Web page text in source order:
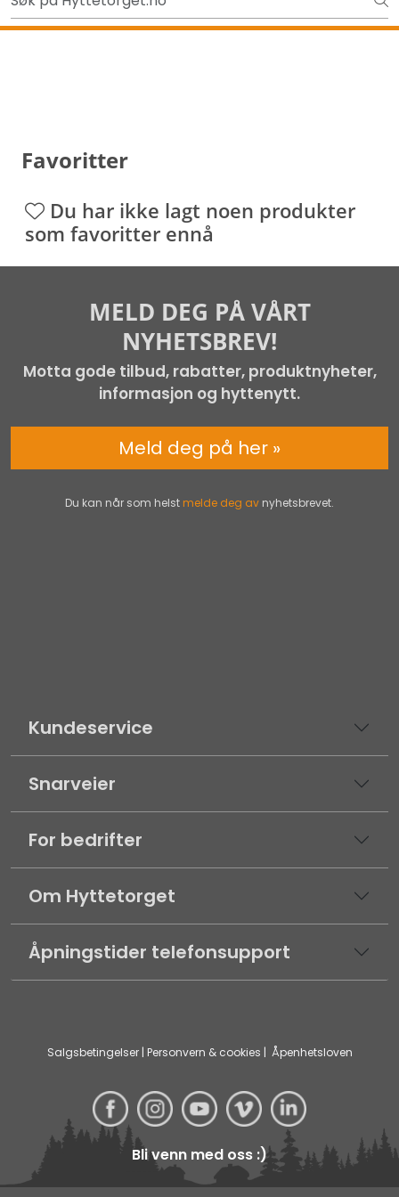
Skip to main contentUt på tur i sommer? Sjekk her først
Favoritter
Du har ikke lagt noen produkter
som favoritter ennå
Kundeservice
Snarveier
For bedrifter
Om Hyttetorget
Åpningstider telefonsupport
Salgsbetingelser| Personvern & cookies | Åpenhetsloven
Bli venn med oss :)
MELD DEG PÅ VÅRT
NYHETSBREV!
Motta gode tilbud, rabatter, produktnyheter,
informasjon og hyttenytt.
Du kan når som helst melde deg av nyhetsbrevet.
Meld deg på her »
Tilbake